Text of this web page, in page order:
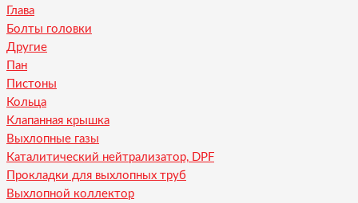
Глава
Болты головки
Другие
Пан
Пистоны
Кольца
Клапанная крышка
Выхлопные газы
Каталитический нейтрализатор, DPF
Прокладки для выхлопных труб
Выхлопной коллектор